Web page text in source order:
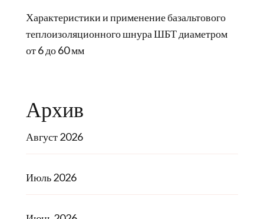
Характеристики и применение базальтового
теплоизоляционного шнура ШБТ диаметром
от 6 до 60 мм
Архив
Август 2026
Июль 2026